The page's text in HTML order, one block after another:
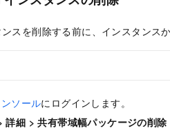
を削除する前に、インスタンス
ソールにログインします。
詳細 >共有帯域幅パッケージの削除